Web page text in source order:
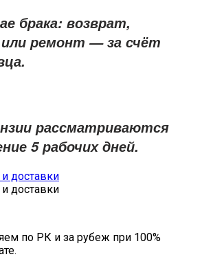
брака: возврат,
ремонт —за счёт
.
рассматриваются
5 рабочих дней.
доставки
доставки
по РК и за рубеж при 100%